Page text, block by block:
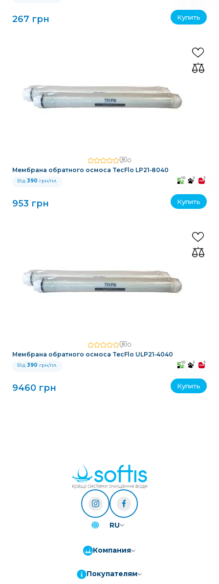
267 грн Купить
0
Мембрана обратного осмоса TecFlo LP21‑8040
Від 390 грн/пл. 10 3 3
953 грн Купить
0
Мембрана обратного осмоса TecFlo ULP21‑4040
Від 390 грн/пл. 10 3 3
9460 грн Купить
RU
Компания
Покупателям